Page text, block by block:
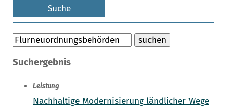
Suche
Suchergebnis
Leistung
Nachhaltige Modernisierung ländlicher Wege